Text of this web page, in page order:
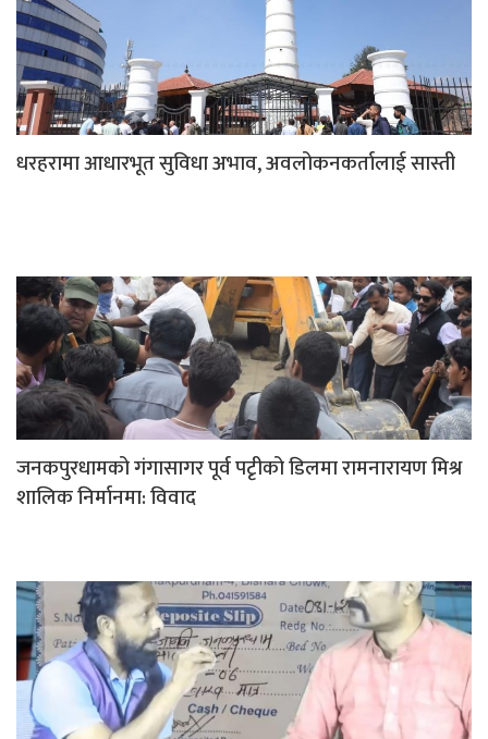
धरहरामा आधारभूत सुविधा अभाव, अवलोकनकर्तालाई सास्ती
जनकपुरधामको गंगासागर पूर्व पटृीको डिलमा रामनारायण मिश्र
शालिक निर्मानमा: विवाद